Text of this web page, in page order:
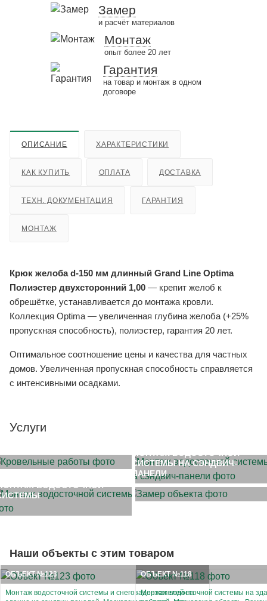
Замер
и расчёт материалов
Монтаж
опыт более 20 лет
Гарантия
на товар и монтаж в одном
договоре
ОПИСАНИЕ ХАРАКТЕРИСТИКИ
КАК КУПИТЬ ОПЛАТА ДОСТАВКА
ТЕХН. ДОКУМЕНТАЦИЯ ГАРАНТИЯ
МОНТАЖ
Крюк желоба d-150 мм длинный Grand Line Optima
Полиэстер двухсторонний 1,00 — крепит желоб к
обрешётке, устанавливается до монтажа кровли.
Коллекция Optima — увеличенная глубина желоба (+25%
пропускная способность), полиэстер, гарантия 20 лет.
Оптимальное соотношение цены и качества для частных
домов. Увеличенная пропускная способность справляется
с интенсивными осадками.
Услуги
МОНТАЖ ВОДОСТОЧНОЙ
СИСТЕМЫ НА СЭНДВИЧ-
ПАНЕЛИ
ВОДОСТОЧНОЙ
ЗАМЕР ОБЪЕКТА
Наши объекты с этим товаром
ОБЪЕКТ №123
Монтаж водосточной системы и снегозадержателей на
ОБЪЕКТ №118
Монтаж водосточной системы на